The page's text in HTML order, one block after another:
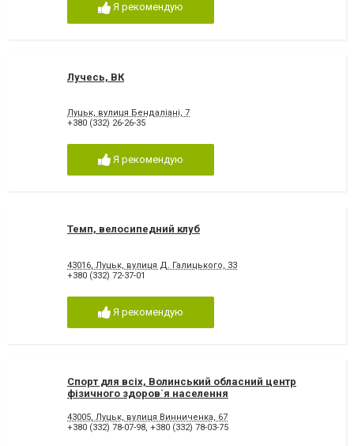
Я рекомендую
Лучесь, ВК
Луцьк, вулиця Бендаліані, 7
+380 (332) 26-26-35
Я рекомендую
Темп, велосипедний клуб
43016, Луцьк, вулиця Д. Галицького, 33
+380 (332) 72-37-01
Я рекомендую
Спорт для всіх, Волинський обласний центр
фізичного здоров`я населення
43005, Луцьк, вулиця Винниченка, 67
+380 (332) 78-07-98, +380 (332) 78-03-75